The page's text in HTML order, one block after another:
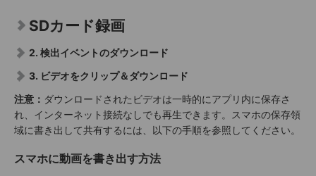
SDカード録画
2. 検出イベントのダウンロード
3. ビデオをクリップ＆ダウンロード
注意： ダウンロードされたビデオは一時的にアプリ内に保存さ
れ、インターネット接続なしでも再生できます。スマホの保存領
域に書き出して共有するには、以下の手順を参照してください。
スマホに動画を書き出す方法